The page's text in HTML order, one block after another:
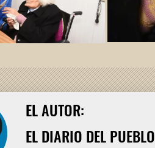
EL AUTOR:
EL DIARIO DEL PUEBLO